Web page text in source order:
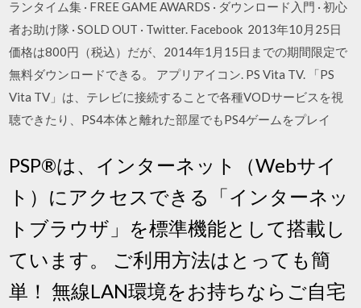
ランタイム集 · FREE GAME AWARDS · ダウンロード入門 · 初心
者お助け隊 · SOLD OUT · Twitter. Facebook 2013年10月25日
価格は800円（税込）だが、2014年1月15日までの期間限定で
無料ダウンロードできる。 アプリアイコン. PS Vita TV. 「PS
Vita TV」は、テレビに接続することで各種VODサービスを視
聴できたり、PS4本体と離れた部屋でもPS4ゲームをプレイ
PSP®は、インターネット（Webサイ
ト）にアクセスできる「インターネッ
トブラウザ」を標準機能として搭載し
ています。 ご利用方法はとっても簡
単！ 無線LAN環境をお持ちならご自宅